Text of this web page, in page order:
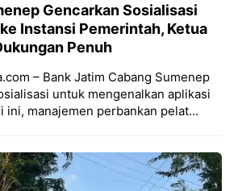
Gencarkan Sosialisasi
Instansi Pemerintah, Ketua
Penuh
– Bank Jatim Cabang Sumenep
untuk mengenalkan aplikasi
ini, manajemen perbankan pelat...